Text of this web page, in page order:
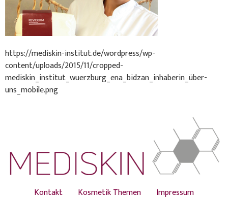
https://mediskin-institut.de/wordpress/wp-
content/uploads/2015/11/cropped-
mediskin_institut_wuerzburg_ena_bidzan_inhaberin_über-
uns_mobile.png
Kontakt Kosmetik Themen
Impressum